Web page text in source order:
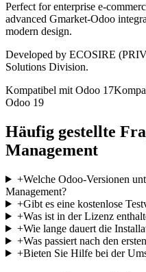
Perfect for enterprise e-
advanced Gmarket-Odoo
modern design.
Developed by ECOSIRE
Solutions Division.
Kompatibel mit Odoo 17
Odoo 19
Häufig gestellte
Management
+Welche Odoo-Versionen
Management?
+Gibt es eine kostenlose
+Was ist in der Lizenz
+Wie lange dauert die
+Was passiert nach den
+Bieten Sie Hilfe bei der